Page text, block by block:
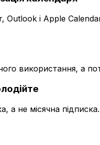
Outlook і Apple
використання, а
а не місячна